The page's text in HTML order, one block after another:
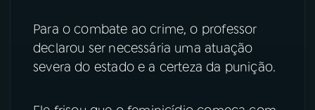
Para o combate ao crime, o professor
declarou ser necessária uma atuação
severa do estado e a certeza da punição.